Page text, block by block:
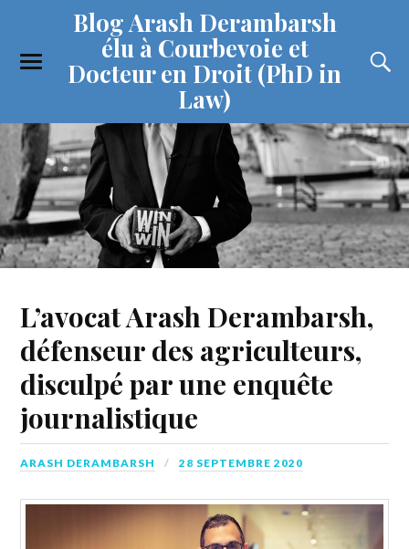
Blog Arash Derambarsh
élu à Courbevoie et
Docteur en Droit (PhD in
Law)
L’avocat Arash Derambarsh,
défenseur des agriculteurs,
disculpé par une enquête
journalistique
ARASH DERAMBARSH 28 SEPTEMBRE 2020